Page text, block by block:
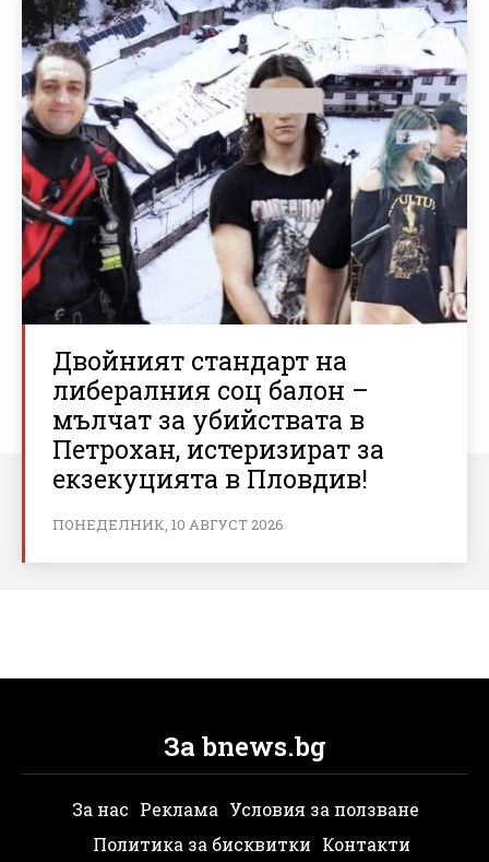
Двойният стандарт на
либералния соц балон –
мълчат за убийствата в
Петрохан, истеризират за
екзекуцията в Пловдив!
ПОНЕДЕЛНИК, 10 АВГУСТ 2026
За bnews.bg
За нас Реклама Условия за ползване
Политика за бисквитки Контакти